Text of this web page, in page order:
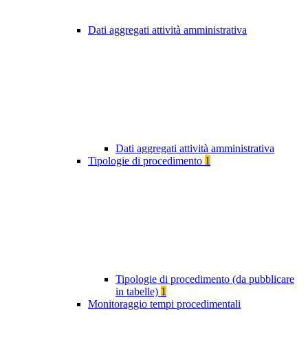
Dati aggregati attività amministrativa
Dati aggregati attività amministrativa
Tipologie di procedimento 1
Tipologie di procedimento (da pubblicare
in tabelle) 1
Monitoraggio tempi procedimentali